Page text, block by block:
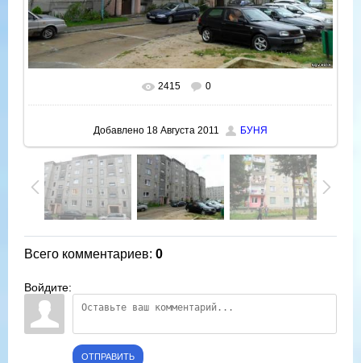
В реальном размере 800x600
2415 0
Добавлено 18 Августа 2011 БУНЯ
Всего комментариев: 0
Войдите:
ОТПРАВИТЬ